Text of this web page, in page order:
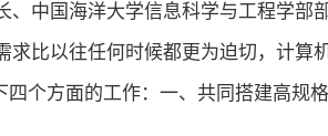
中国海洋大学信息科学与工程学部
比以往任何时候都更为迫切，计算
个方面的工作：一、共同搭建高规